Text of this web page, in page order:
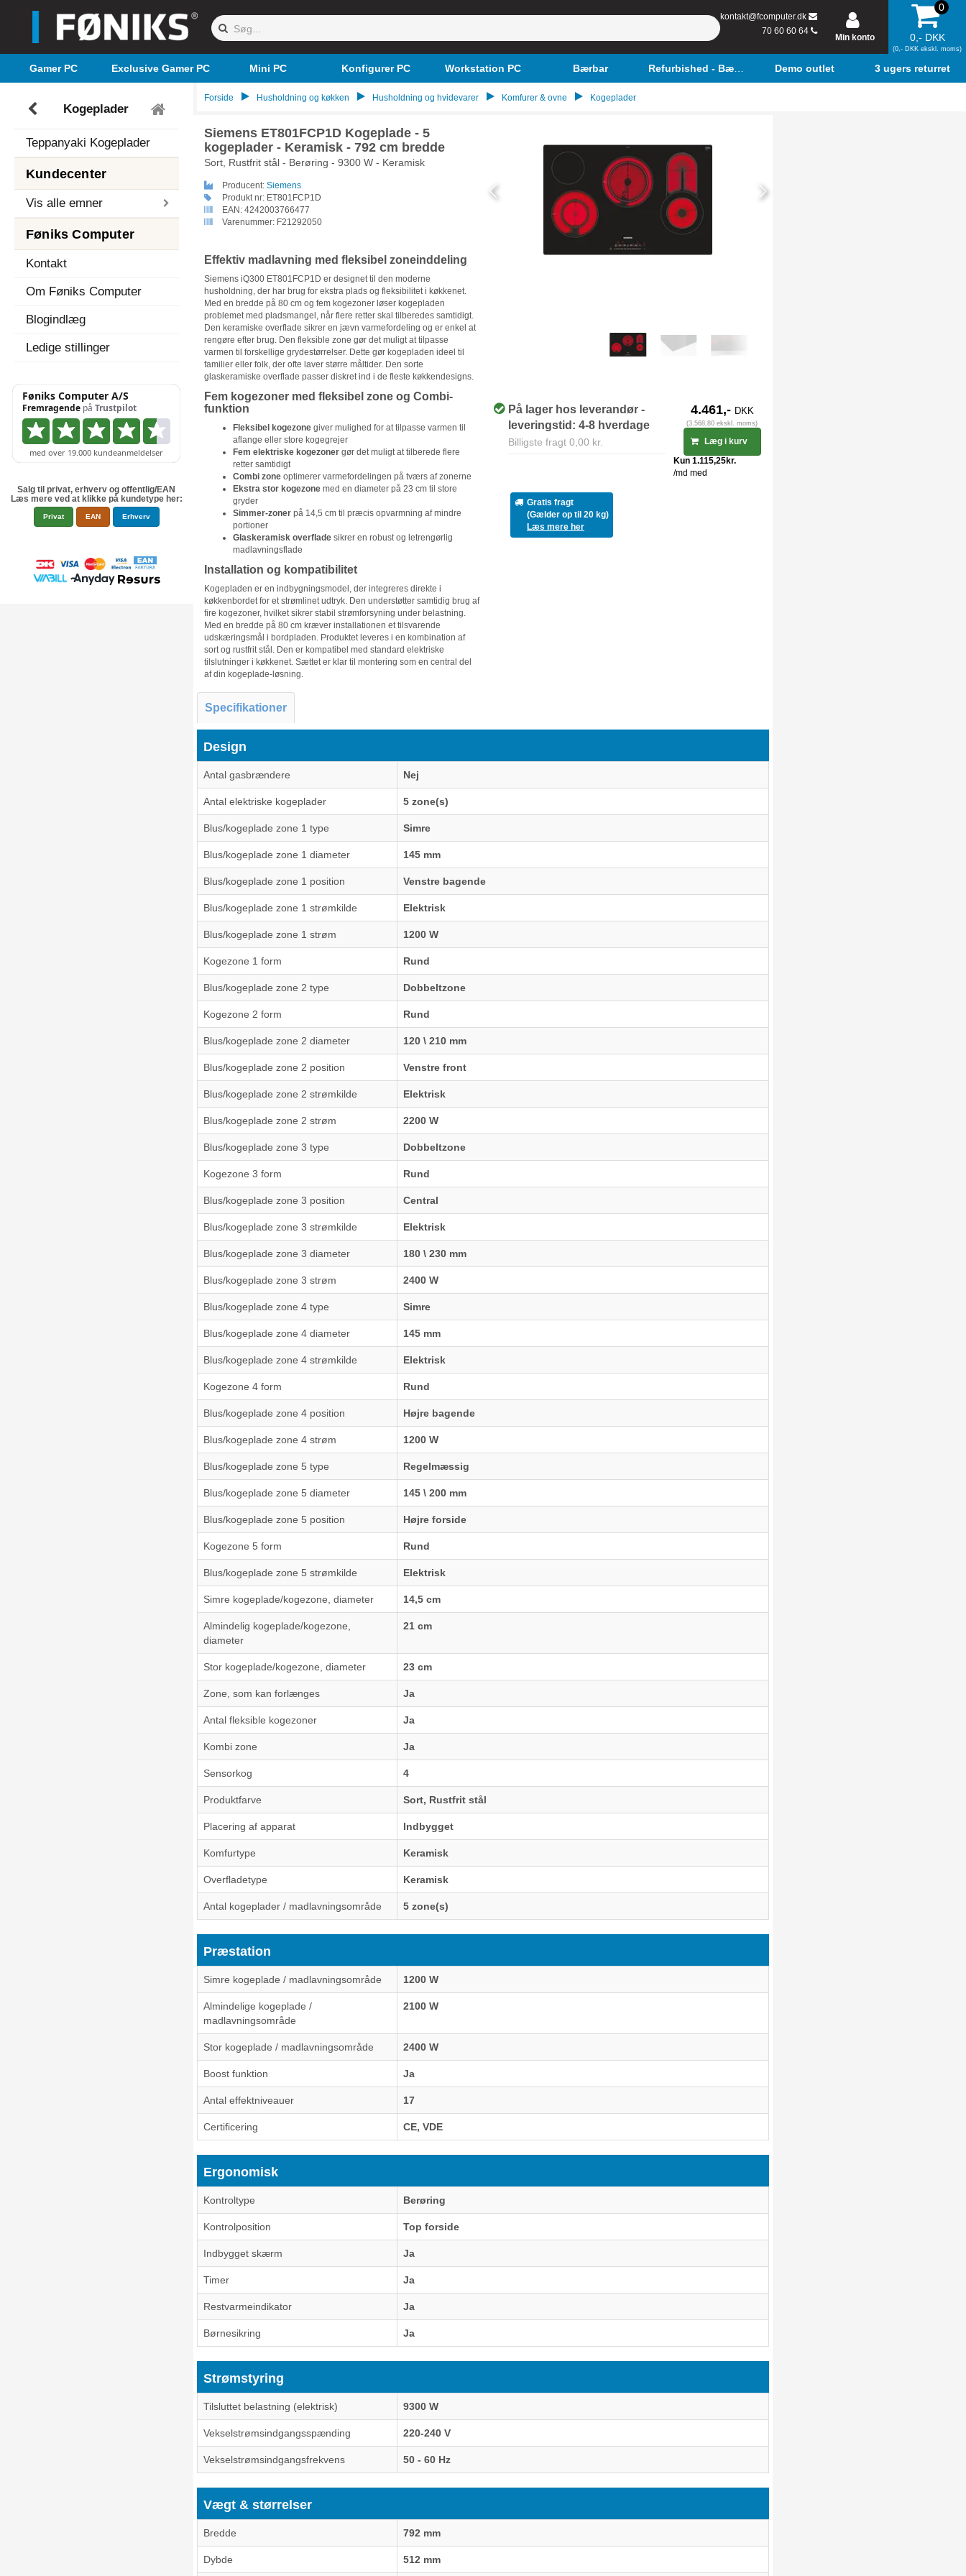
kontakt@fcomputer.dk
70 60 60 64
Min konto
0
0,- DKK
(0,- DKK ekskl. moms)
Gamer PC Exclusive Gamer PC Mini PC Konfigurer PC Workstation PC Bærbar Refurbished - Bærbar Demo outlet 3 ugers returret
Kogeplader
Teppanyaki Kogeplader
Kundecenter
Vis alle emner
Føniks Computer
Kontakt
Om Føniks Computer
Blogindlæg
Ledige stillinger
Salg til privat, erhverv og offentlig/EAN
Læs mere ved at klikke på kundetype her:
Privat EAN Erhverv
Forside Husholdning og køkken Husholdning og hvidevarer Komfurer & ovne Kogeplader
Siemens ET801FCP1D Kogeplade - 5
kogeplader - Keramisk - 792 cm bredde
Sort, Rustfrit stål - Berøring - 9300 W - Keramisk
Producent: Siemens
Produkt nr: ET801FCP1D
EAN: 4242003766477
Varenummer: F21292050
Effektiv madlavning med fleksibel zoneinddeling
Siemens iQ300 ET801FCP1D er designet til den moderne
husholdning, der har brug for ekstra plads og fleksibilitet i køkkenet.
Med en bredde på 80 cm og fem kogezoner løser kogepladen
problemet med pladsmangel, når flere retter skal tilberedes samtidigt.
Den keramiske overflade sikrer en jævn varmefordeling og er enkel at
rengøre efter brug. Den fleksible zone gør det muligt at tilpasse
varmen til forskellige grydestørrelser. Dette gør kogepladen ideel til
familier eller folk, der ofte laver større måltider. Den sorte
glaskeramiske overflade passer diskret ind i de fleste køkkendesigns.
Fem kogezoner med fleksibel zone og Combi-
funktion
Fleksibel kogezonegiver mulighed for at tilpasse varmen til
aflange eller store kogegrejer
Fem elektriske kogezonergør det muligt at tilberede flere
retter samtidigt
Combi zoneoptimerer varmefordelingen på tværs af zonerne
Ekstra stor kogezonemed en diameter på 23 cm til store
gryder
Simmer-zonerpå 14,5 cm til præcis opvarmning af mindre
portioner
Glaskeramisk overfladesikrer en robust og letrengørlig
madlavningsflade
Installation og kompatibilitet
Kogepladen er en indbygningsmodel, der integreres direkte i
køkkenbordet for et strømlinet udtryk. Den understøtter samtidig brug af
fire kogezoner, hvilket sikrer stabil strømforsyning under belastning.
Med en bredde på 80 cm kræver installationen et tilsvarende
udskæringsmål i bordpladen. Produktet leveres i en kombination af
sort og rustfrit stål. Den er kompatibel med standard elektriske
tilslutninger i køkkenet. Sættet er klar til montering som en central del
af din kogeplade-løsning.
På lager hos leverandør -
leveringstid: 4-8 hverdage
Billigste fragt 0,00 kr.
4.461,- DKK
(3.568,80 ekskl. moms)
Læg i kurv
Gratis fragt
(Gælder op til 20 kg)
Læs mere her
Specifikationer
Design
Antal gasbrændere Nej
Antal elektriske kogeplader 5 zone(s)
Blus/kogeplade zone 1 type Simre
Blus/kogeplade zone 1 diameter 145 mm
Blus/kogeplade zone 1 position Venstre bagende
Blus/kogeplade zone 1 strømkilde Elektrisk
Blus/kogeplade zone 1 strøm 1200 W
Kogezone 1 form Rund
Blus/kogeplade zone 2 type Dobbeltzone
Kogezone 2 form Rund
Blus/kogeplade zone 2 diameter 120 \ 210 mm
Blus/kogeplade zone 2 position Venstre front
Blus/kogeplade zone 2 strømkilde Elektrisk
Blus/kogeplade zone 2 strøm 2200 W
Blus/kogeplade zone 3 type Dobbeltzone
Kogezone 3 form Rund
Blus/kogeplade zone 3 position Central
Blus/kogeplade zone 3 strømkilde Elektrisk
Blus/kogeplade zone 3 diameter 180 \ 230 mm
Blus/kogeplade zone 3 strøm 2400 W
Blus/kogeplade zone 4 type Simre
Blus/kogeplade zone 4 diameter 145 mm
Blus/kogeplade zone 4 strømkilde Elektrisk
Kogezone 4 form Rund
Blus/kogeplade zone 4 position Højre bagende
Blus/kogeplade zone 4 strøm 1200 W
Blus/kogeplade zone 5 type Regelmæssig
Blus/kogeplade zone 5 diameter 145 \ 200 mm
Blus/kogeplade zone 5 position Højre forside
Kogezone 5 form Rund
Blus/kogeplade zone 5 strømkilde Elektrisk
Simre kogeplade/kogezone, diameter 14,5 cm
Almindelig kogeplade/kogezone,
diameter
21 cm
Stor kogeplade/kogezone, diameter 23 cm
Zone, som kan forlænges Ja
Antal fleksible kogezoner Ja
Kombi zone Ja
Sensorkog 4
Produktfarve Sort, Rustfrit stål
Placering af apparat Indbygget
Komfurtype Keramisk
Overfladetype Keramisk
Antal kogeplader / madlavningsområde 5 zone(s)
Præstation
Simre kogeplade / madlavningsområde 1200 W
Almindelige kogeplade /
madlavningsområde
2100 W
Stor kogeplade / madlavningsområde 2400 W
Boost funktion Ja
Antal effektniveauer 17
Certificering CE, VDE
Ergonomisk
Kontroltype Berøring
Kontrolposition Top forside
Indbygget skærm Ja
Timer Ja
Restvarmeindikator Ja
Børnesikring Ja
Strømstyring
Tilsluttet belastning (elektrisk) 9300 W
Vekselstrømsindgangsspænding 220-240 V
Vekselstrømsindgangsfrekvens 50 - 60 Hz
Vægt & størrelser
Bredde 792 mm
Dybde 512 mm